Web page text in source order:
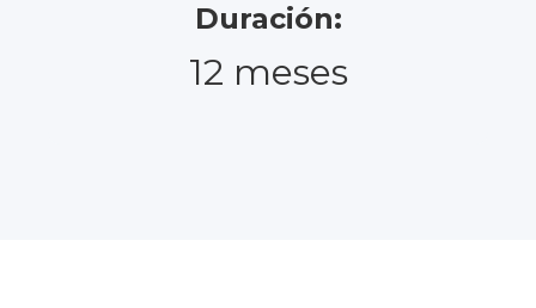
Duración:
12 meses